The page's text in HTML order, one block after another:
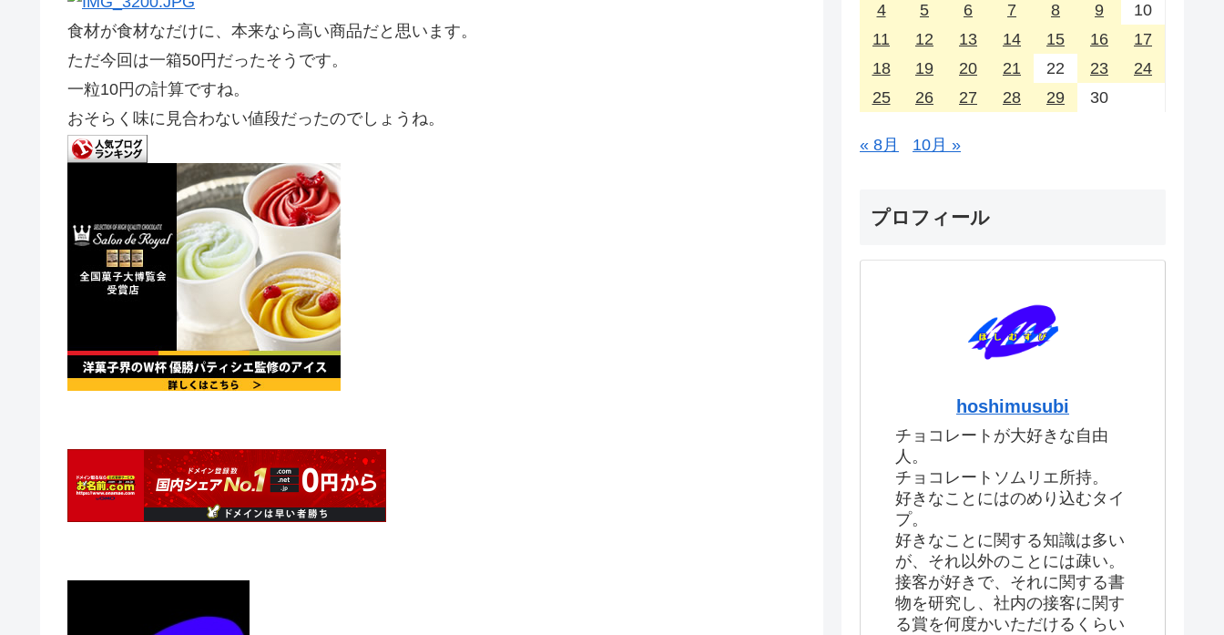
食材が食材なだけに、本来なら高い商品だと思います。
ただ今回は一箱50円だったそうです。
一粒10円の計算ですね。
おそらく味に見合わない値段だったのでしょうね。
4
5 6 7 8 9
10
11
12 13 14 15 16
17
18
19 20 21 22 23
24
25
26 27 28 29 30
« 8月 10月 »
プロフィール
hoshimusubi
チョコレートが大好きな自由
人。
チョコレートソムリエ所持。
好きなことにはのめり込むタイ
プ。
好きなことに関する知識は多い
が、それ以外のことには疎い。
接客が好きで、それに関する書
物を研究し、社内の接客に関す
る賞を何度かいただけるくらい